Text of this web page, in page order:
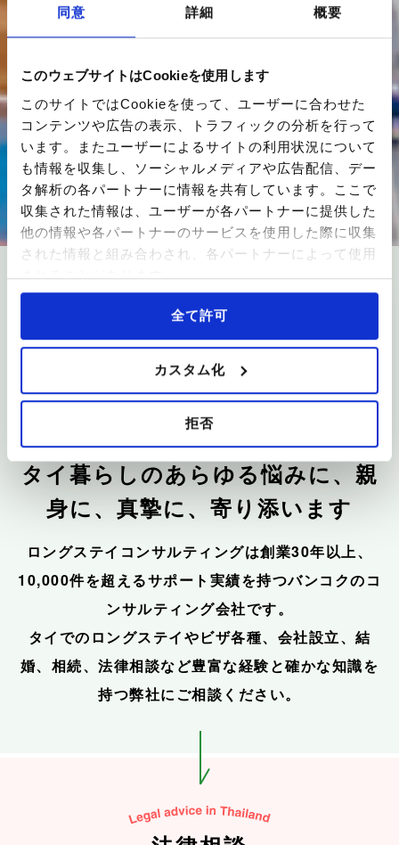
同意 詳細 概要
このウェブサイトはCookieを使用します
このサイトではCookieを使って、ユーザーに合わせた
コンテンツや広告の表示、トラフィックの分析を行って
います。またユーザーによるサイトの利用状況について
も情報を収集し、ソーシャルメディアや広告配信、デー
タ解析の各パートナーに情報を共有しています。ここで
収集された情報は、ユーザーが各パートナーに提供した
他の情報や各パートナーのサービスを使用した際に収集
された情報と組み合わされ、各パートナーによって使用
されることがあります。
全て許可
カスタム化
拒否
公式Facebookで最新情報随時更新中！
タイでのロングステイと
ビジネスをサポート
タイ暮らしのあらゆる悩みに、 親
身に、真摯に、寄り添います
ロングステイコンサルティングは創業30年以上、
10,000件を超えるサポート実績を持つバンコクのコ
ンサルティング会社です。
タイでのロングステイやビザ各種、会社設立、結
婚、相続、法律相談など豊富な経験と確かな知識を
持つ弊社にご相談ください。